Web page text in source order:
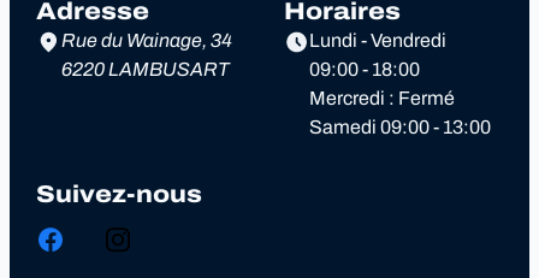
Adresse
Rue du Wainage, 34
6220 LAMBUSART
Horaires
Lundi - Vendredi
09:00 - 18:00
Mercredi : Fermé
Samedi 09:00 - 13:00
Suivez-nous